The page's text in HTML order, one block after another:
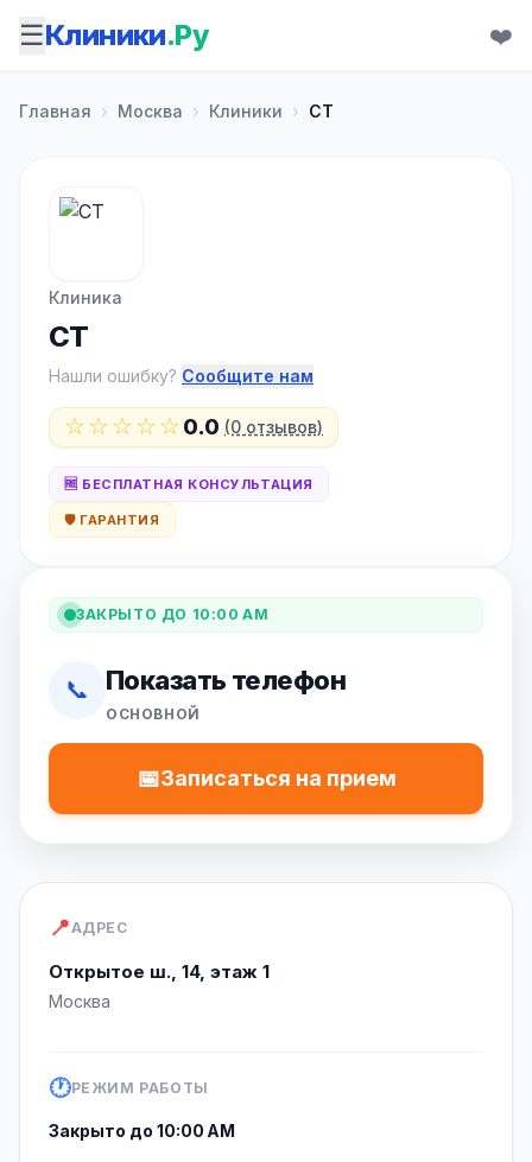
☰Клиники.Ру ❤️
Главная › Москва › Клиники › СТ
Клиника
СТ
Нашли ошибку? Сообщите нам
☆☆☆☆☆0.0 (0 отзывов)
🆓 БЕСПЛАТНАЯ КОНСУЛЬТАЦИЯ
🛡️ ГАРАНТИЯ
ЗАКРЫТО ДО 10:00 AM
📞 Показать телефон
ОСНОВНОЙ
📅Записаться на прием
📍АДРЕС
Открытое ш., 14, этаж 1
Москва
🕐РЕЖИМ РАБОТЫ
Закрыто до 10:00 AM